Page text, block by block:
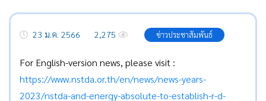
23 ม.ค. 2566 2,275 ข่าวประชาสัมพันธ์
For English-version news, please visit :
https://www.nstda.or.th/en/news/news-years-
2023/nstda-and-energy-absolute-to-establish-r-d-